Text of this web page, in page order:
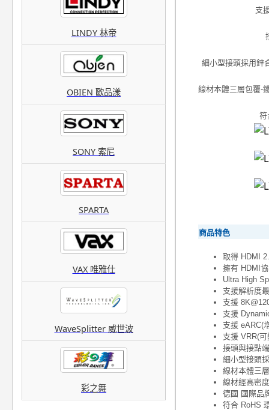
LINDY 林帝
OBIEN 歐品漾
SONY 索尼
SPARTA
VAX 唯雅仕
WaveSplitter 威世波
彩之舞
支
細小型接頭採用鋅
線材本體三層包覆-
符
商品特色
取得 HDMI
擁有 HDMI
Ultra High
支援解析度
支援
支援
支援 eARC(
支援 VRR(
接頭與接點
細小型接頭
線材本體三
線材經高密
德國 國際品
符合 RoHS